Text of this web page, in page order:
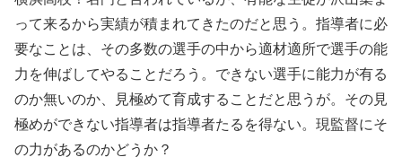
って来るから実績が積まれてきたのだと思う。指導者に必
要なことは、その多数の選手の中から適材適所で選手の能
力を伸ばしてやることだろう。できない選手に能力が有る
のか無いのか、見極めて育成することだと思うが。その見
極めができない指導者は指導者たるを得ない。現監督にそ
の力があるのかどうか？